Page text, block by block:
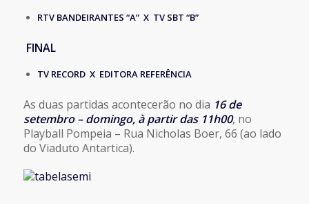
RTV BANDEIRANTES “A” X TV SBT “B”
FINAL
TV RECORD X EDITORA REFERÊNCIA
As duas partidas acontecerão no dia 16 de
setembro – domingo, à partir das 11h00, no
Playball Pompeia – Rua Nicholas Boer, 66 (ao lado
do Viaduto Antartica).